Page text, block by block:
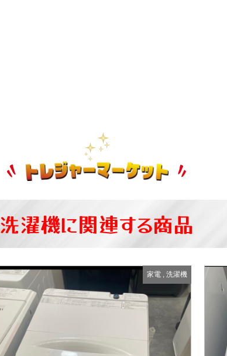
洗濯機に関連する商品
家電, 洗濯機